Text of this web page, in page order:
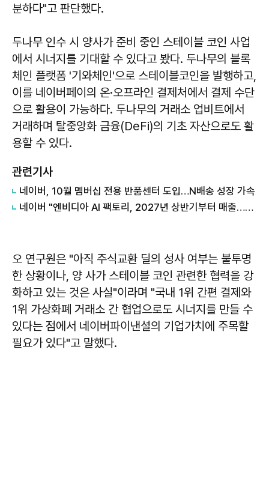
분하다"고 판단했다.
두나무 인수 시 양사가 준비 중인 스테이블 코인 사업
에서 시너지를 기대할 수 있다고 봤다. 두나무의 블록
체인 플랫폼 '기와체인'으로 스테이블코인을 발행하고,
이를 네이버페이의 온·오프라인 결제처에서 결제 수단
으로 활용이 가능하다. 두나무의 거래소 업비트에서
거래하며 탈중앙화 금융(DeFi)의 기초 자산으로도 활
용할 수 있다.
관련기사
네이버, 10월 멤버십 전용 반품센터 도입…N배송 성장 가속
네이버 "엔비디아 AI 팩토리, 2027년 상반기부터 매출…구조적 성장 투자"
오 연구원은 "아직 주식교환 딜의 성사 여부는 불투명
한 상황이나, 양 사가 스테이블 코인 관련한 협력을 강
화하고 있는 것은 사실"이라며 "국내 1위 간편 결제와
1위 가상화폐 거래소 간 협업으로도 시너지를 만들 수
있다는 점에서 네이버파이낸셜의 기업가치에 주목할
필요가 있다"고 말했다.